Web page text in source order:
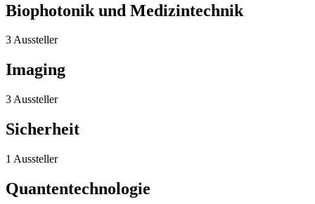
Biophotonik und Medizintechnik
3 Aussteller
Imaging
3 Aussteller
Sicherheit
1 Aussteller
Quantentechnologie